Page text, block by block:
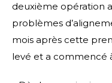
deuxième opération
problèmes
mois après cette
levé et a commencé